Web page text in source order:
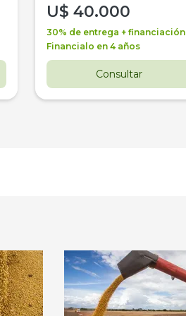
U$ 40.000
30% de entrega + financiación
Financialo en 4 años
Consultar